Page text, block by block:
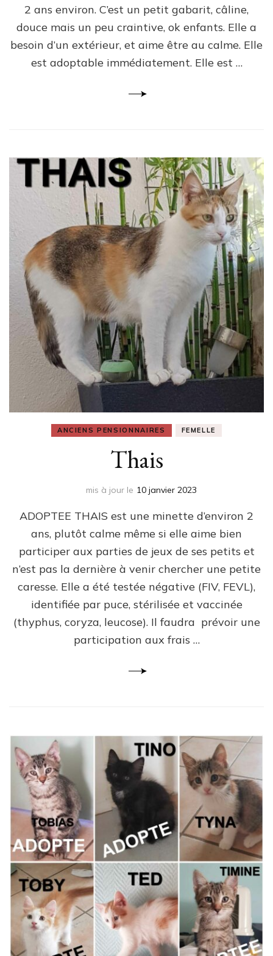
2 ans environ. C’est un petit gabarit, câline,
douce mais un peu craintive, ok enfants. Elle a
besoin d’un extérieur, et aime être au calme. Elle
est adoptable immédiatement. Elle est …
ANCIENS PENSIONNAIRES FEMELLE
Thais
mis à jour le 10 janvier 2023
ADOPTEE THAIS est une minette d’environ 2
ans, plutôt calme même si elle aime bien
participer aux parties de jeux de ses petits et
n’est pas la dernière à venir chercher une petite
caresse. Elle a été testée négative (FIV, FEVL),
identifiée par puce, stérilisée et vaccinée
(thyphus, coryza, leucose). Il faudra prévoir une
participation aux frais …